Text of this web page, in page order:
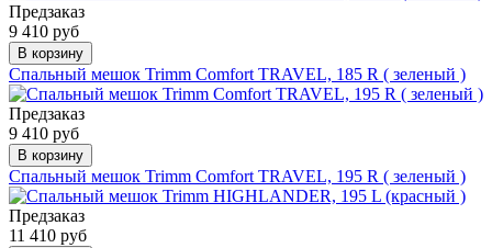
Предзаказ
9 410 руб
В корзину
Спальный мешок Trimm Comfort TRAVEL, 185 R ( зеленый )
Предзаказ
9 410 руб
В корзину
Спальный мешок Trimm Comfort TRAVEL, 195 R ( зеленый )
Предзаказ
11 410 руб